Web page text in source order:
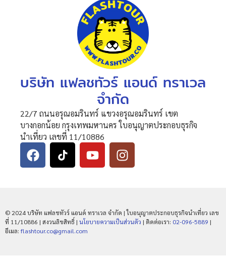
บริษัท แฟลชทัวร์ แอนด์ ทราเวล
จำกัด
22/7 ถนนอรุณอมรินทร์ แขวงอรุณอมรินทร์ เขต
บางกอกน้อย กรุงเทพมหานคร ใบอนุญาตประกอบธุรกิจ
นำเที่ยว เลขที่ 11/10886
© 2024 บริษัท แฟลชทัวร์ แอนด์ ทราเวล จำกัด | ใบอนุญาตประกอบธุรกิจนำเที่ยว เลข
ที่ 11/10886 | สงวนลิขสิทธิ์ | นโยบายความเป็นส่วนตัว | ติดต่อเรา: 02-096-5889 |
อีเมล: flashtour.co@gmail.com